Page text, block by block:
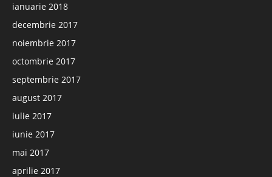
ianuarie 2018
decembrie 2017
noiembrie 2017
octombrie 2017
septembrie 2017
august 2017
iulie 2017
iunie 2017
mai 2017
aprilie 2017